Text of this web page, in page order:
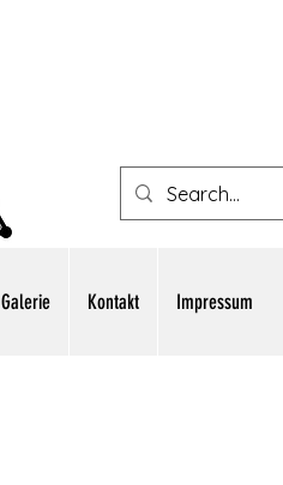
Galerie Kontakt Impressum